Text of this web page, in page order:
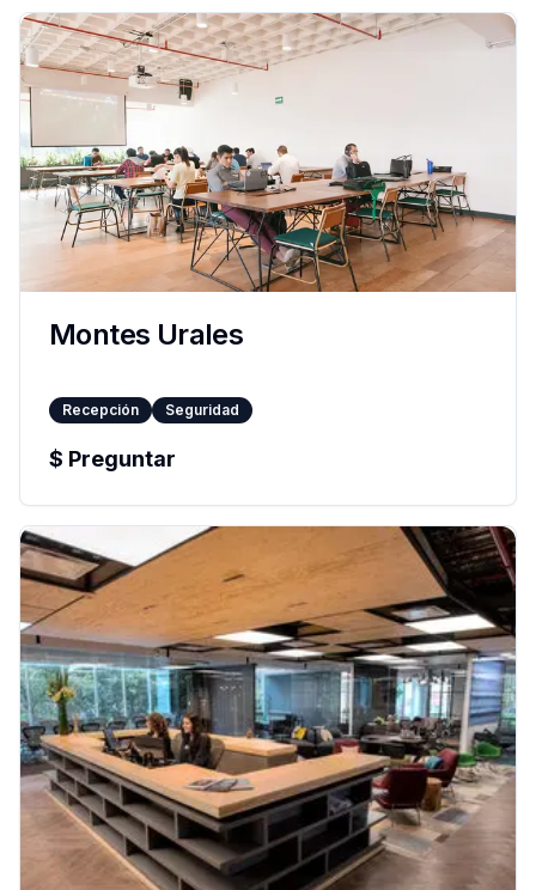
Montes Urales
Recepción Seguridad
$ Preguntar